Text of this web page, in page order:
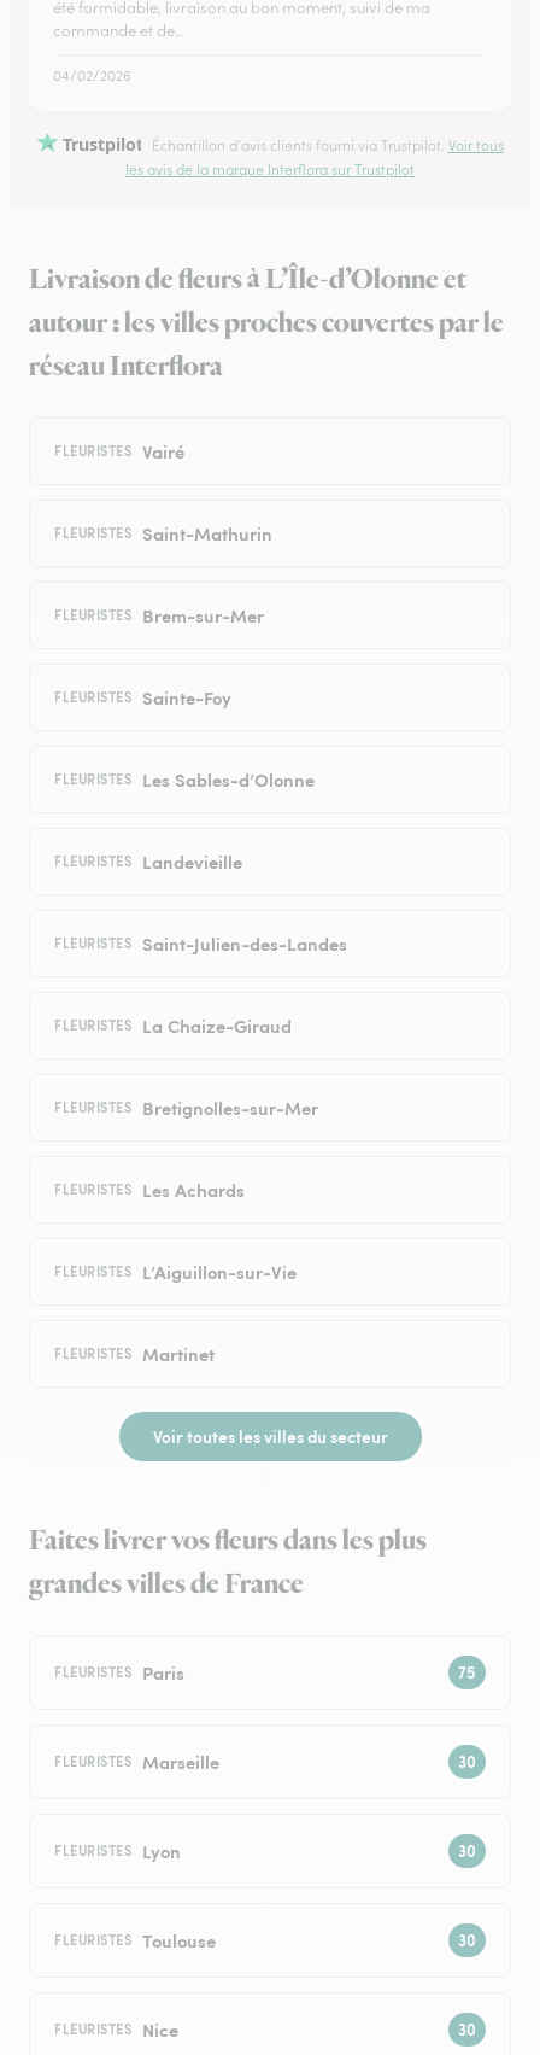
été formidable, livraison au bon moment, suivi de ma
commande et de…
04/02/2026
Trustpilot Échantillon d'avis clients fourni via Trustpilot. Voir tous
les avis de la marque Interflora sur Trustpilot
Livraison de fleurs à L’Île-d’Olonne et
autour : les villes proches couvertes par le
réseau Interflora
FLEURISTES Vairé
FLEURISTES Saint-Mathurin
FLEURISTES Brem-sur-Mer
FLEURISTES Sainte-Foy
FLEURISTES Les Sables-d’Olonne
FLEURISTES Landevieille
FLEURISTES Saint-Julien-des-Landes
FLEURISTES La Chaize-Giraud
FLEURISTES Bretignolles-sur-Mer
FLEURISTES Les Achards
FLEURISTES L’Aiguillon-sur-Vie
FLEURISTES Martinet
Voir toutes les villes du secteur
Faites livrer vos fleurs dans les plus
grandes villes de France
FLEURISTES Paris
FLEURISTES Marseille
FLEURISTES Lyon
FLEURISTES Toulouse
FLEURISTES Nice